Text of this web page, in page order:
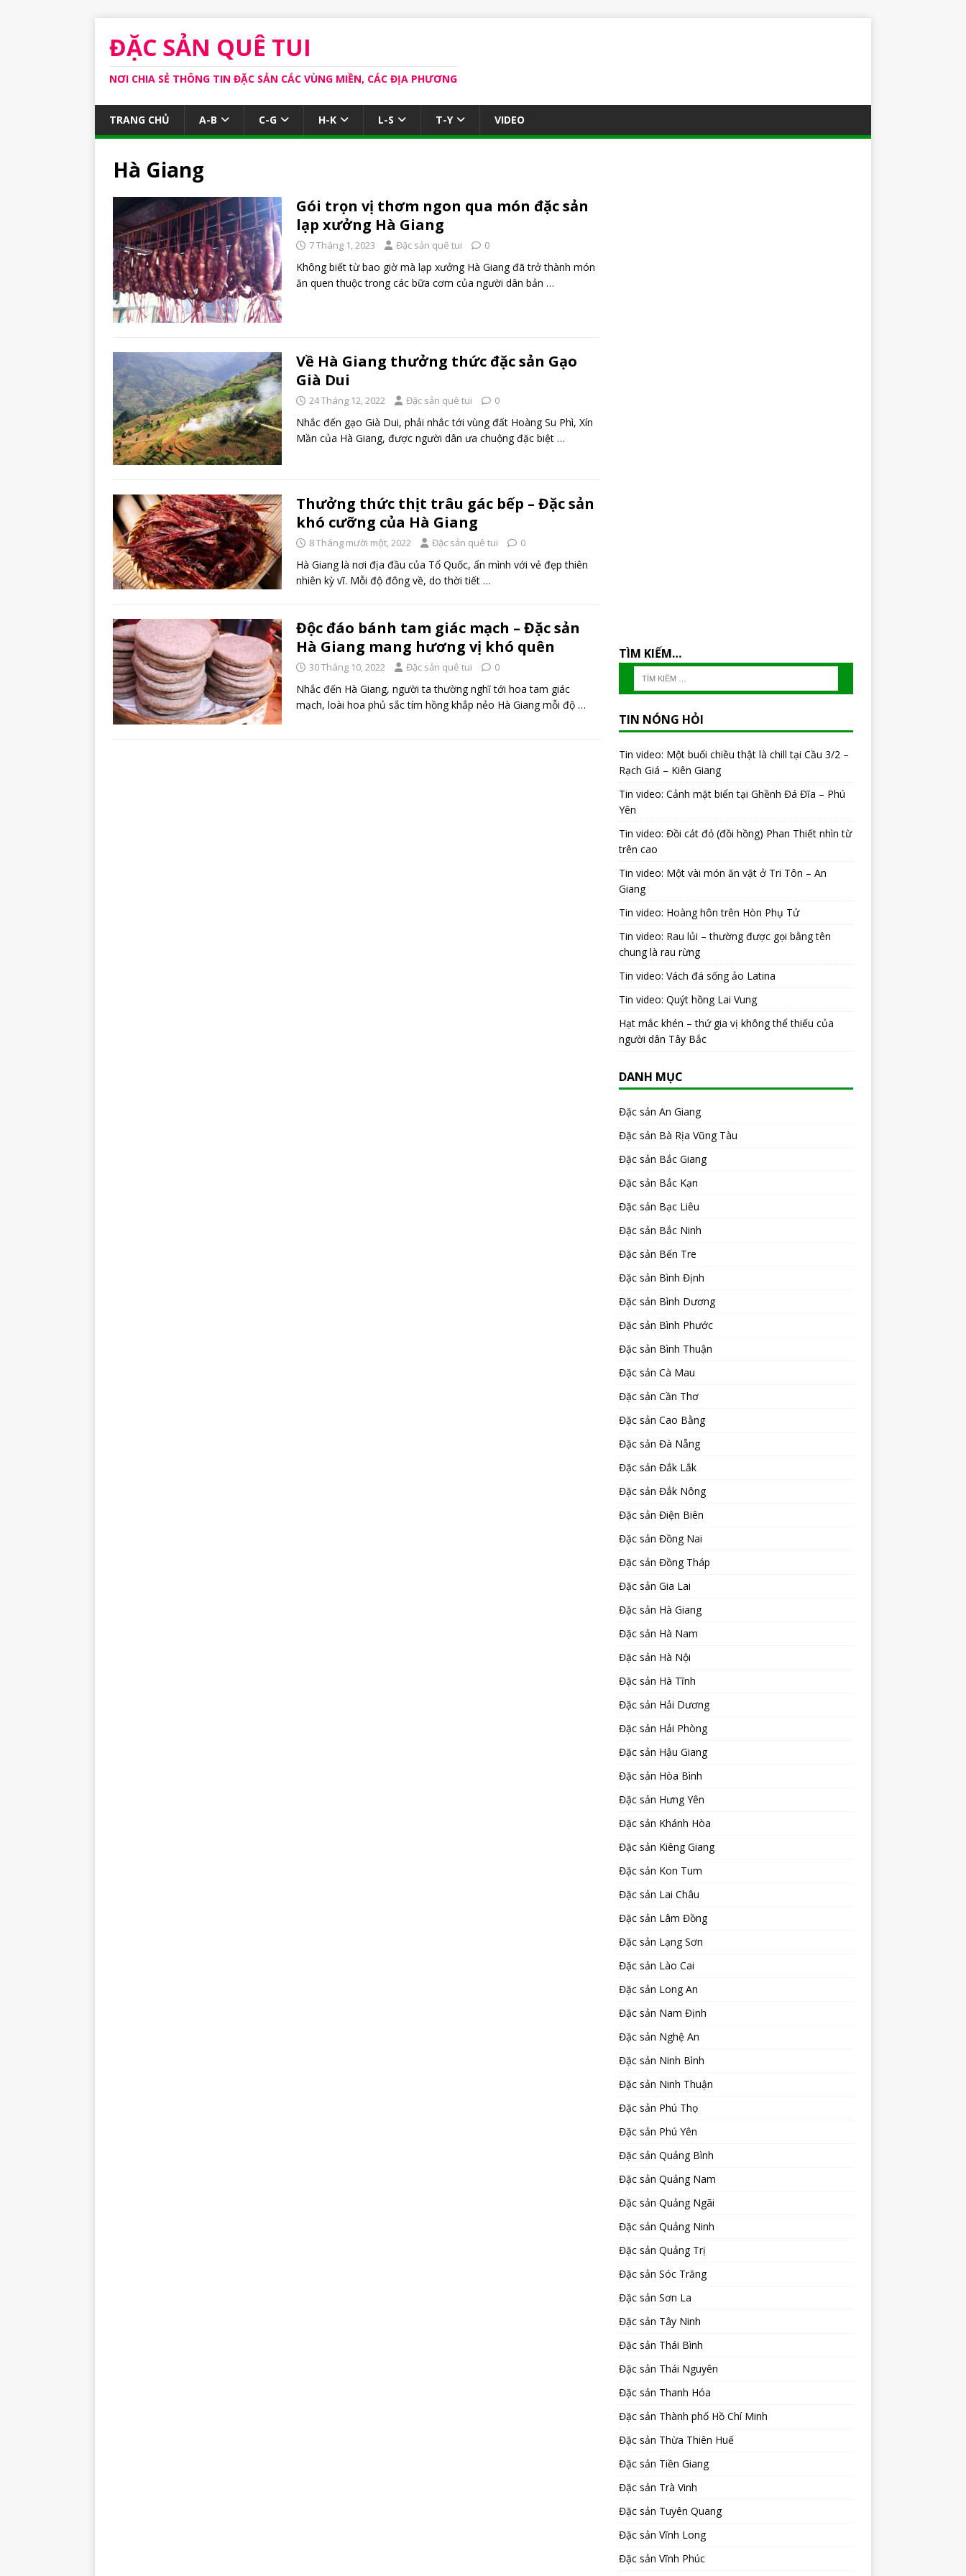
ĐẶC SẢN QUÊ TUI
NƠI CHIA SẺ THÔNG TIN ĐẶC SẢN CÁC VÙNG MIỀN, CÁC ĐỊA PHƯƠNG
TRANG CHỦ A-B C-G H-K L-S T-Y VIDEO
Hà Giang
Gói trọn vị thơm ngon qua món đặc sản
lạp xưởng Hà Giang
7 Tháng 1, 2023 Đặc sản quê tui 0
Không biết từ bao giờ mà lạp xưởng Hà Giang đã trở thành món
ăn quen thuộc trong các bữa cơm của người dân bản …
Về Hà Giang thưởng thức đặc sản Gạo
Già Dui
24 Tháng 12, 2022 Đặc sản quê tui 0
Nhắc đến gạo Già Dui, phải nhắc tới vùng đất Hoàng Su Phì, Xín
Mần của Hà Giang, được người dân ưa chuộng đặc biệt …
Thưởng thức thịt trâu gác bếp – Đặc sản
khó cưỡng của Hà Giang
8 Tháng mười một, 2022 Đặc sản quê tui 0
Hà Giang là nơi địa đầu của Tổ Quốc, ẩn mình với vẻ đẹp thiên
nhiên kỳ vĩ. Mỗi độ đông về, do thời tiết …
Độc đáo bánh tam giác mạch – Đặc sản
Hà Giang mang hương vị khó quên
30 Tháng 10, 2022 Đặc sản quê tui 0
Nhắc đến Hà Giang, người ta thường nghĩ tới hoa tam giác
mạch, loài hoa phủ sắc tím hồng khắp nẻo Hà Giang mỗi độ …
TÌM KIẾM…
TIN NÓNG HỎI
Tin video: Một buổi chiều thật là chill tại Cầu 3/2 –
Rạch Giá – Kiên Giang
Tin video: Cảnh mặt biển tại Ghềnh Đá Đĩa – Phú
Yên
Tin video: Đồi cát đỏ (đồi hồng) Phan Thiết nhìn từ
trên cao
Tin video: Một vài món ăn vặt ở Tri Tôn – An
Giang
Tin video: Hoàng hôn trên Hòn Phụ Tử
Tin video: Rau lủi – thường được gọi bằng tên
chung là rau rừng
Tin video: Vách đá sống ảo Latina
Tin video: Quýt hồng Lai Vung
Hạt mắc khén – thứ gia vị không thể thiếu của
người dân Tây Bắc
DANH MỤC
Đặc sản An Giang
Đặc sản Bà Rịa Vũng Tàu
Đặc sản Bắc Giang
Đặc sản Bắc Kạn
Đặc sản Bạc Liêu
Đặc sản Bắc Ninh
Đặc sản Bến Tre
Đặc sản Bình Định
Đặc sản Bình Dương
Đặc sản Bình Phước
Đặc sản Bình Thuận
Đặc sản Cà Mau
Đặc sản Cần Thơ
Đặc sản Cao Bằng
Đặc sản Đà Nẵng
Đặc sản Đắk Lắk
Đặc sản Đắk Nông
Đặc sản Điện Biên
Đặc sản Đồng Nai
Đặc sản Đồng Tháp
Đặc sản Gia Lai
Đặc sản Hà Giang
Đặc sản Hà Nam
Đặc sản Hà Nội
Đặc sản Hà Tĩnh
Đặc sản Hải Dương
Đặc sản Hải Phòng
Đặc sản Hậu Giang
Đặc sản Hòa Bình
Đặc sản Hưng Yên
Đặc sản Khánh Hòa
Đặc sản Kiêng Giang
Đặc sản Kon Tum
Đặc sản Lai Châu
Đặc sản Lâm Đồng
Đặc sản Lạng Sơn
Đặc sản Lào Cai
Đặc sản Long An
Đặc sản Nam Định
Đặc sản Nghệ An
Đặc sản Ninh Bình
Đặc sản Ninh Thuận
Đặc sản Phú Thọ
Đặc sản Phú Yên
Đặc sản Quảng Bình
Đặc sản Quảng Nam
Đặc sản Quảng Ngãi
Đặc sản Quảng Ninh
Đặc sản Quảng Trị
Đặc sản Sóc Trăng
Đặc sản Sơn La
Đặc sản Tây Ninh
Đặc sản Thái Bình
Đặc sản Thái Nguyên
Đặc sản Thanh Hóa
Đặc sản Thành phố Hồ Chí Minh
Đặc sản Thừa Thiên Huế
Đặc sản Tiền Giang
Đặc sản Trà Vinh
Đặc sản Tuyên Quang
Đặc sản Vĩnh Long
Đặc sản Vĩnh Phúc